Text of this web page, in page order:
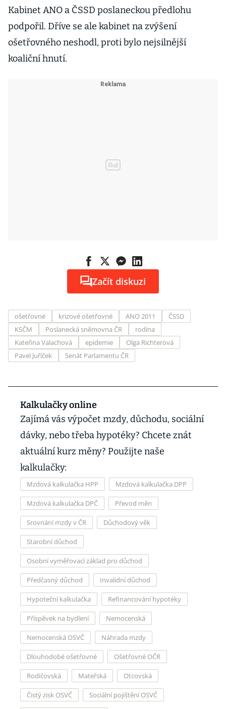
Kabinet ANO a ČSSD poslaneckou předlohu
podpořil. Dříve se ale kabinet na zvýšení
ošetřovného neshodl, proti bylo nejsilnější
koaliční hnutí.
Začít diskuzi
ošetřovné krizové ošetřovné ANO 2011
ČSSD
KSČM
Poslanecká sněmovna ČR
rodina
Kateřina Valachová
epidemie
Olga Richterová
Pavel Juříček
Senát Parlamentu ČR
Kalkulačky online
Zajímá vás výpočet mzdy, důchodu, sociální
dávky, nebo třeba hypotéky? Chcete znát
aktuální kurz měny? Použijte naše
kalkulačky:
Mzdová kalkulačka HPP Mzdová kalkulačka DPP
Mzdová kalkulačka DPČ Převod měn
Srovnání mzdy v ČR Důchodový věk
Starobní důchod
Osobní vyměřovací základ pro důchod
Předčasný důchod Invalidní důchod
Hypoteční kalkulačka Refinancování hypotéky
Příspěvek na bydlení Nemocenská
Nemocenská OSVČ Náhrada mzdy
Dlouhodobé ošetřovné Ošetřovné OČR
Rodičovská Mateřská Otcovská
Čistý zisk OSVČ Sociální pojištění OSVČ